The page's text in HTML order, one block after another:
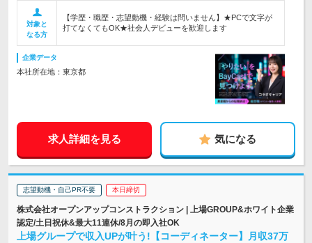
対象と
なる方
【学歴・職歴・志望動機・経験は問いません】★PCで文字が
打てなくてもOK★社会人デビューを歓迎します
企業データ
本社所在地：東京都
求人詳細を見る 気になる
志望動機・自己PR不要 本日締切
株式会社オープンアップコンストラクション | 上場GROUP&ホワイト企業
認定/土日祝休&最大11連休/8月の即入社OK
上場グループで収入UPが叶う!【コーディネーター】月収37万